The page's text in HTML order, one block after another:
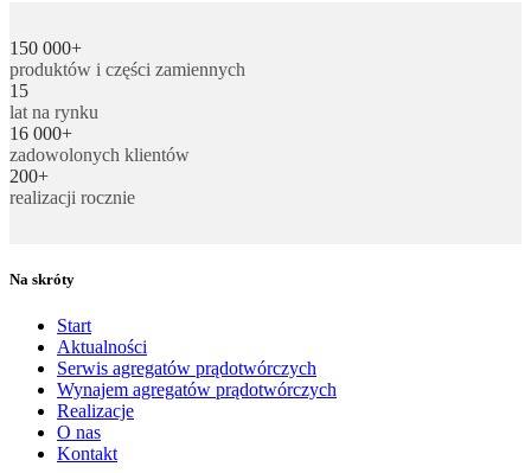
150 000+
produktów i części zamiennych
15
lat na rynku
16 000+
zadowolonych klientów
200+
realizacji rocznie
Na skróty
Start
Aktualności
Serwis agregatów prądotwórczych
Wynajem agregatów prądotwórczych
Realizacje
O nas
Kontakt